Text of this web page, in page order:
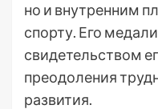
но и внутренним
спорту. Его
свидетельством
преодоления
развития.